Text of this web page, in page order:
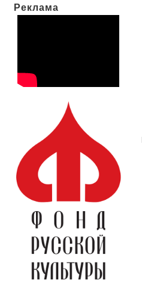
Реклама